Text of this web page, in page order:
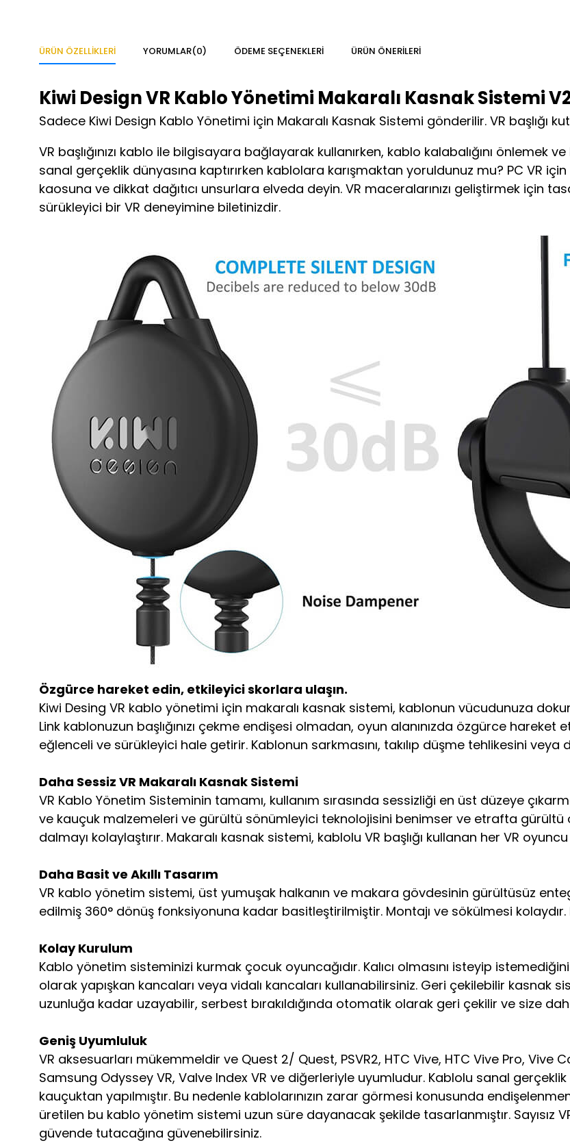
ÜRÜN ÖZELLIKLERI YORUMLAR(0) ÖDEME SEÇENEKLERI ÜRÜN ÖNERILERI
Kiwi Design VR Kablo Yönetimi Makaralı Kasnak Sistemi
Sadece Kiwi Design Kablo Yönetimi için Makaralı Kasnak Sistemi gönderilir. VR başlığı
VR başlığınızı kablo ile bilgisayara bağlayarak kullanırken, kablo kalabalığını önlemek
sanal gerçeklik dünyasına kaptırırken kablolara karışmaktan yoruldunuz mu? PC VR
kaosuna ve dikkat dağıtıcı unsurlara elveda deyin. VR maceralarınızı geliştirmek için
sürükleyici bir VR deneyimine biletinizdir.
Özgürce hareket edin, etkileyici skorlara ulaşın.
Kiwi Desing VR kablo yönetimi için makaralı kasnak sistemi, kablonun vücudunuza
Link kablonuzun başlığınızı çekme endişesi olmadan, oyun alanınızda özgürce
eğlenceli ve sürükleyici hale getirir. Kablonun sarkmasını, takılıp düşme tehlikesini veya
Daha Sessiz VR Makaralı Kasnak Sistemi
VR Kablo Yönetim Sisteminin tamamı, kullanım sırasında sessizliği en üst düzeye
ve kauçuk malzemeleri ve gürültü sönümleyici teknolojisini benimser ve etrafta
dalmayı kolaylaştırır. Makaralı kasnak sistemi, kablolu VR başlığı kullanan her VR
Daha Basit ve Akıllı Tasarım
VR kablo yönetim sistemi, üst yumuşak halkanın ve makara gövdesinin gürültüsüz
edilmiş 360° dönüş fonksiyonuna kadar basitleştirilmiştir. Montajı ve sökülmesi
Kolay Kurulum
Kablo yönetim sisteminizi kurmak çocuk oyuncağıdır. Kalıcı olmasını isteyip
olarak yapışkan kancaları veya vidalı kancaları kullanabilirsiniz. Geri çekilebilir kasnak
uzunluğa kadar uzayabilir, serbest bırakıldığında otomatik olarak geri çekilir ve size
Geniş Uyumluluk
VR aksesuarları mükemmeldir ve Quest 2/ Quest, PSVR2, HTC Vive, HTC Vive Pro, Vive
Samsung Odyssey VR, Valve Index VR ve diğerleriyle uyumludur. Kablolu sanal
kauçuktan yapılmıştır. Bu nedenle kablolarınızın zarar görmesi konusunda
üretilen bu kablo yönetim sistemi uzun süre dayanacak şekilde tasarlanmıştır. Sayısız
güvende tutacağına güvenebilirsiniz.